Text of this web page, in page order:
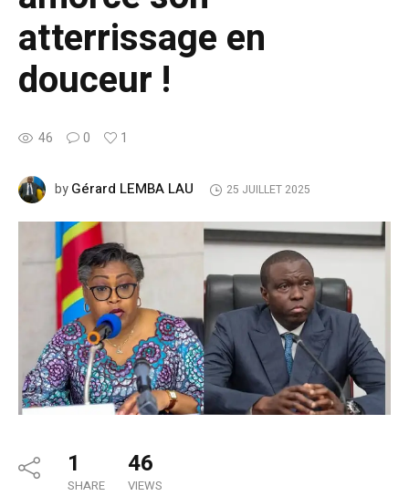
atterrissage en
douceur !
46 0 1
byGérard LEMBA LAU 25 JUILLET 2025
1
SHARE
46
VIEWS